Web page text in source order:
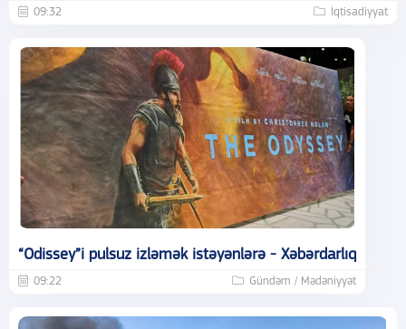
09:32 İqtisadiyyat
“Odissey”i pulsuz izləmək istəyənlərə - Xəbərdarlıq
09:22 Gündəm / Mədəniyyət